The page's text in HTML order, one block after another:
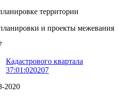
территории
и проекты межевания
Кадастрового квартала
37:01:020207
2020